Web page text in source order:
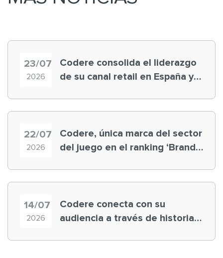
23/07
2026
Codere consolida el liderazgo
de su canal retail en España y
22/07
2026
Codere, única marca del sector
del juego en el ranking ‘Brand
14/07
2026
Codere conecta con su
audiencia a través de historias